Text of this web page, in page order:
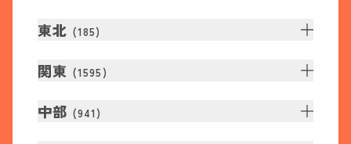
東北 (185)
関東 (1595 )
中部 (941 )